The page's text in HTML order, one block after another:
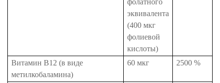
фолатного
эквивалента
(400 мкг
фолиевой
кислоты)
Витамин B12 (в виде
метилкобаламина)
60 мкг 2500 %